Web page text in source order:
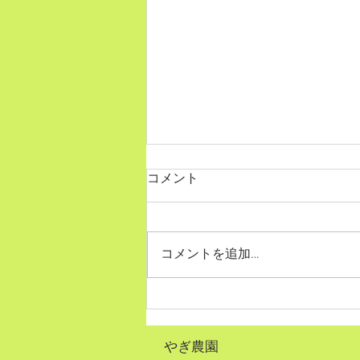
備蓄米騒動を冷静に振り返る
（その２）
コメント
コメントを追加…
やぎ農園